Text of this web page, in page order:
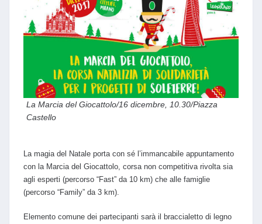
La Marcia del Giocattolo/16 dicembre, 10.30/Piazza
Castello
La magia del Natale porta con sé l’immancabile appuntamento
con la Marcia del Giocattolo, corsa non competitiva rivolta sia
agli esperti (percorso “Fast” da 10 km) che alle famiglie
(percorso “Family” da 3 km).
Elemento comune dei partecipanti sarà il braccialetto di legno